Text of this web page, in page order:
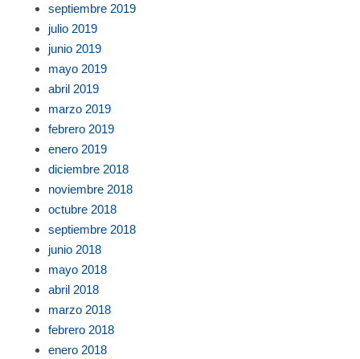
septiembre 2019
julio 2019
junio 2019
mayo 2019
abril 2019
marzo 2019
febrero 2019
enero 2019
diciembre 2018
noviembre 2018
octubre 2018
septiembre 2018
junio 2018
mayo 2018
abril 2018
marzo 2018
febrero 2018
enero 2018